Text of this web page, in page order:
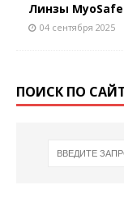
Линзы
04 сентября 2025
ПОИСК ПО